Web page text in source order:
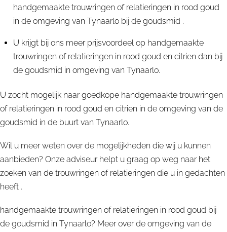
handgemaakte trouwringen of relatieringen in rood goud
in de omgeving van Tynaarlo bij de goudsmid .
U krijgt bij ons meer prijsvoordeel op handgemaakte
trouwringen of relatieringen in rood goud en citrien dan bij
de goudsmid in omgeving van Tynaarlo.
U zocht mogelijk naar goedkope handgemaakte trouwringen
of relatieringen in rood goud en citrien in de omgeving van de
goudsmid in de buurt van Tynaarlo.
Wil u meer weten over de mogelijkheden die wij u kunnen
aanbieden? Onze adviseur helpt u graag op weg naar het
zoeken van de trouwringen of relatieringen die u in gedachten
heeft .
handgemaakte trouwringen of relatieringen in rood goud bij
de goudsmid in Tynaarlo? Meer over de omgeving van de